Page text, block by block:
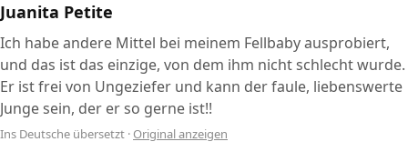
Juanita Petite
Ich habe andere Mittel bei meinem Fellbaby ausprobiert,
und das ist das einzige, von dem ihm nicht schlecht wurde.
Er ist frei von Ungeziefer und kann der faule, liebenswerte
Junge sein, der er so gerne ist!!
Ins Deutsche übersetzt · Original anzeigen